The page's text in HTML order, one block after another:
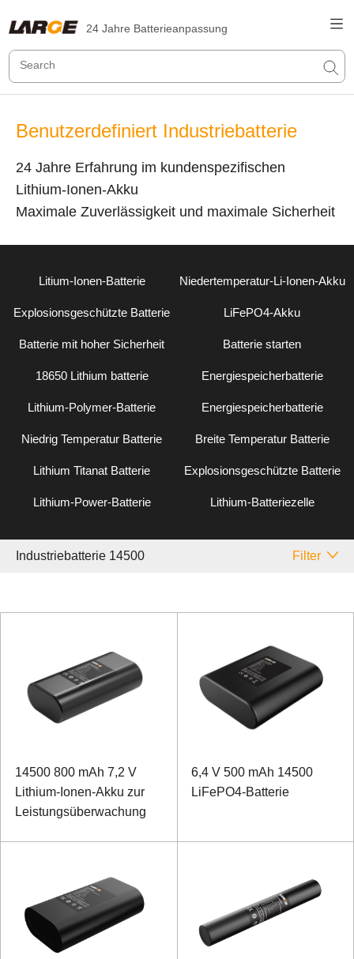
24 Jahre Batterieanpassung
Benutzerdefiniert Industriebatterie
24 Jahre Erfahrung im kundenspezifischen
Lithium-Ionen-Akku
Maximale Zuverlässigkeit und maximale Sicherheit
Litium-Ionen-Batterie Niedertemperatur-Li-Ionen-Akku
Explosionsgeschützte Batterie LiFePO4-Akku
Batterie mit hoher Sicherheit Batterie starten
18650 Lithium batterie Energiespeicherbatterie
Lithium-Polymer-Batterie Energiespeicherbatterie
Niedrig Temperatur Batterie Breite Temperatur Batterie
Lithium Titanat Batterie Explosionsgeschützte Batterie
Lithium-Power-Batterie Lithium-Batteriezelle
Industriebatterie 14500 Filter
14500 800 mAh 7,2 V
Lithium-Ionen-Akku zur
Leistungsüberwachung
6,4 V 500 mAh 14500
LiFePO4-Batterie